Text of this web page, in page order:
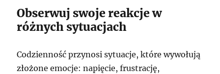
Obserwuj swoje reakcje w
różnych sytuacjach
Codzienność przynosi sytuacje, które wywołują
złożone emocje: napięcie, frustrację,